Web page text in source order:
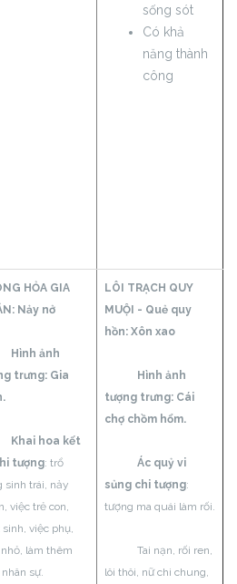
sống sót
Có khả
năng thành
công
HỎA GIA
Nảy nở
ảnh
trưng: Gia
hoa kết
tượng: trổ
sinh trái, nảy
việc trẻ con,
sinh, việc phụ,
làm thêm
nhân sự.
LÔI TRẠCH QUY
MUỘI - Quẻ quy
hồn: Xôn xao
Hình ảnh
tượng trưng: Cái
chợ chồm hổm.
Ác quỷ vi
sủng chi tượng:
tượng ma quái làm rối.
Tai nạn, rối ren,
lôi thôi, nữ chi chung,